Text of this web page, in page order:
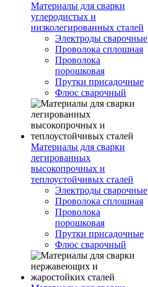
Материалы для сварки
углеродистых и
низколегированных сталей
Электроды сварочные
Проволока сплошная
Проволока
порошковая
Прутки присадочные
Флюс сварочный
Материалы для сварки
легированных
высокопрочных и
теплоустойчивых сталей
Электроды сварочные
Проволока сплошная
Проволока
порошковая
Прутки присадочные
Флюс сварочный